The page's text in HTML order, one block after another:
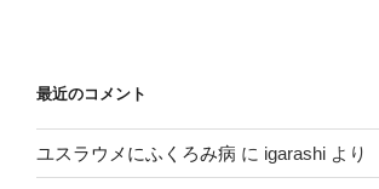
最近のコメント
ユスラウメにふくろみ病 に igarashi より